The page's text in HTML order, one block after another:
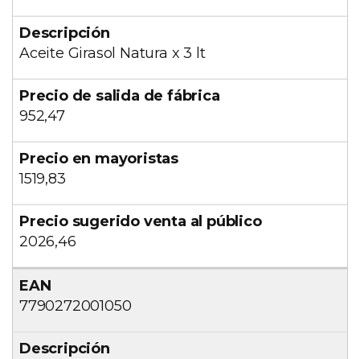
Aceite Girasol Natura x 3 lt
952,47
1519,83
2026,46
7790272001050